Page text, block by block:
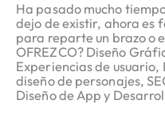
Ha pasado mucho
dejo de existir, ahora es
para reparte un brazo o
OFREZCO? Diseño
Experiencias de
diseño de personajes,
Diseño de App y